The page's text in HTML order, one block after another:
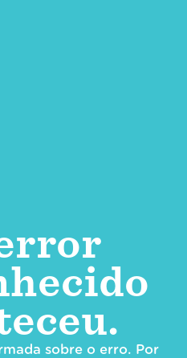
sobre o erro. Por